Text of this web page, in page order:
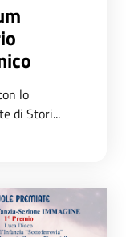
lo
di Stori...